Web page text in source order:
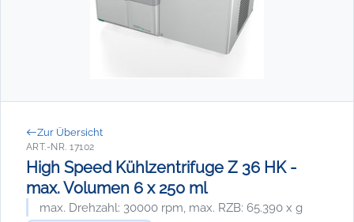
Zur Übersicht
ART.-NR. 17102
High Speed Kühlzentrifuge Z 36 HK -
max. Volumen 6 x 250 ml
max. Drehzahl: 30000 rpm, max. RZB: 65.390 x g